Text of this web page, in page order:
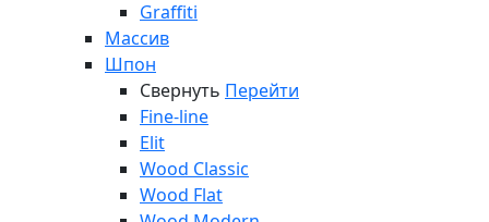
Graffiti
Массив
Шпон
Свернуть Перейти
Fine-line
Elit
Wood Classic
Wood Flat